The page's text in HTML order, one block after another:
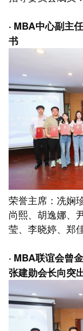
· MBA中心副主
书
荣誉主席：冼娴
尚熙、胡逸娜、
莹、李晓婷、郑
· MBA联谊会曾
张建勋会长向突